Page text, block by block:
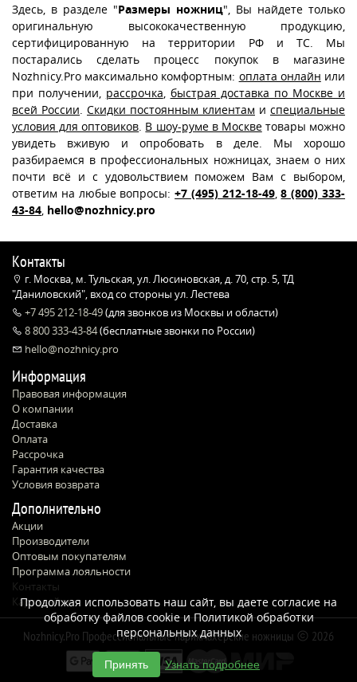
Здесь, в разделе "Размеры ножниц", Вы найдете только
оригинальную высококачественную продукцию,
сертифицированную на территории РФ и ТС. Мы
постарались сделать процесс покупок в магазине
Nozhnicy.Pro максимально комфортным: оплата онлайн или
при получении, рассрочка быстрая доставка по Москве и
всей России Скидки постоянным клиентам и специальные
условия для оптовиков В шоу-руме в Москветовары можно
увидеть вживую и опробовать в деле. Мы хорошо
разбираемся в профессиональных ножницах, знаем о них
почти всё и с удовольствием поможем Вам с выбором,
ответим на любые вопросы:+7 (495) 212-18-49,8 (800) 333-
43-84 hello@nozhnicy.pro
Контакты
г. Москва, м. Тульская, ул. Люсиновская, д. 70, стр. 5, ТД
"Даниловский", вход со стороны ул. Лестева
+7 495 212-18-49(для звонков из Москвы и области)
8 800 333-43-84(бесплатные звонки по России)
hello@nozhnicy.pro
Информация
Правовая информация
О компании
Доставка
Оплата
Рассрочка
Гарантия качества
Условия возврата
Дополнительно
Акции
Производители
Оптовым покупателям
Программа лояльности
Контакты
Карта сайта
Nozhnicy.Pro Профессиональные парикмахерские ножницы 2026
Продолжая использовать наш сайт, вы даете согласие на
обработку файлов cookie иПолитикой обработки
персональных данных
Принять Узнать подробнее